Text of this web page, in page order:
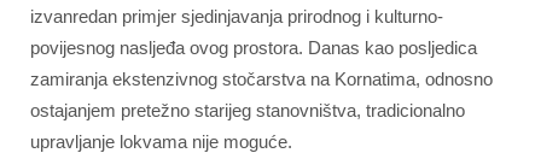
izvanredan primjer sjedinjavanja prirodnog i kulturno-
povijesnog nasljeđa ovog prostora. Danas kao posljedica
zamiranja ekstenzivnog stočarstva na Kornatima, odnosno
ostajanjem pretežno starijeg stanovništva, tradicionalno
upravljanje lokvama nije moguće.